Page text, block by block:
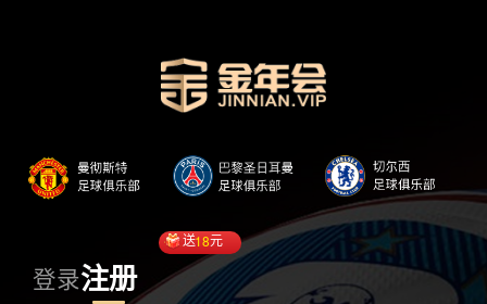
登录注册
送18元